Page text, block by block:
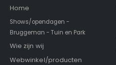
Home
Shows/opendagen -
Bruggeman - Tuin en Park
Wie zijn wij
Webwinkel/producten